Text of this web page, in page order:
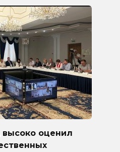
оценил